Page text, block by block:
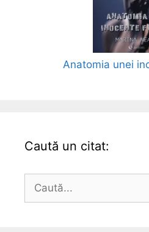
Anatomia unei
Caută un citat:
după: